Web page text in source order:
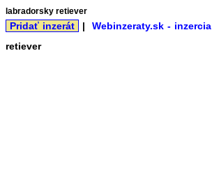
labradorsky retiever
Pridať inzerát | Webinzeraty.sk - inzercia
retiever